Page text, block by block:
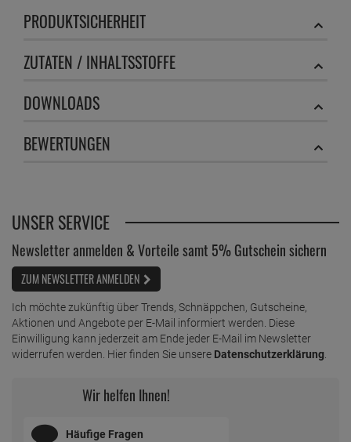
PRODUKTSICHERHEIT
ZUTATEN / INHALTSSTOFFE
DOWNLOADS
BEWERTUNGEN
UNSER SERVICE
Newsletter anmelden & Vorteile samt 5% Gutschein sichern
ZUM NEWSLETTER ANMELDEN
Ich möchte zukünftig über Trends, Schnäppchen, Gutscheine,
Aktionen und Angebote per E-Mail informiert werden. Diese
Einwilligung kann jederzeit am Ende jeder E-Mail im Newsletter
widerrufen werden. Hier finden Sie unsere Datenschutzerklärung
Wir helfen Ihnen!
Häufige Fragen